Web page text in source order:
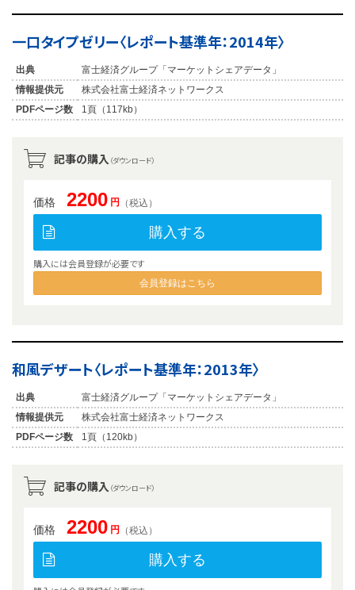
一口タイプゼリー〈レポート基準年：2014年〉
出典
富士経済グループ「マーケットシェアデータ」
情報提供元
株式会社富士経済ネットワークス
PDFページ数
1頁（117kb）
記事の購入 （ダウンロード）
価格 2200 円 （税込）
購入する
購入には会員登録が必要です
会員登録はこちら
和風デザート〈レポート基準年：2013年〉
出典
富士経済グループ「マーケットシェアデータ」
情報提供元
株式会社富士経済ネットワークス
PDFページ数
1頁（120kb）
記事の購入 （ダウンロード）
価格 2200 円 （税込）
購入する